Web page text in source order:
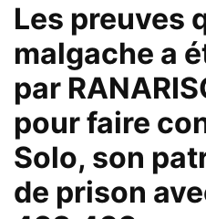
Les preuves
malgache a
par
pour faire
Solo, son
de prison